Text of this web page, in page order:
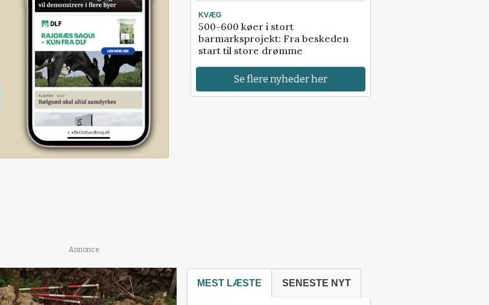
KVÆG
500-600 køer i stort
barmarksprojekt: Fra beskeden
start til store drømme
Se flere nyheder her
Annonce
MEST LÆSTE SENESTE NYT